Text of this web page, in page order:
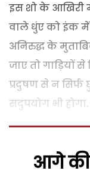
इस शो के आखिरी
वाले धुंए को इंक में
अनिरुद्ध के
जाए तो गाड़ियों
प्रदुषण से न
सदुपयोग भी होगा.
आगे की